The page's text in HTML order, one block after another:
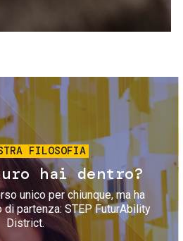
Immagine
FILOSOFIA
hai dentro?
unico per chiunque, ma ha
di partenza: STEP FuturAbility
District.